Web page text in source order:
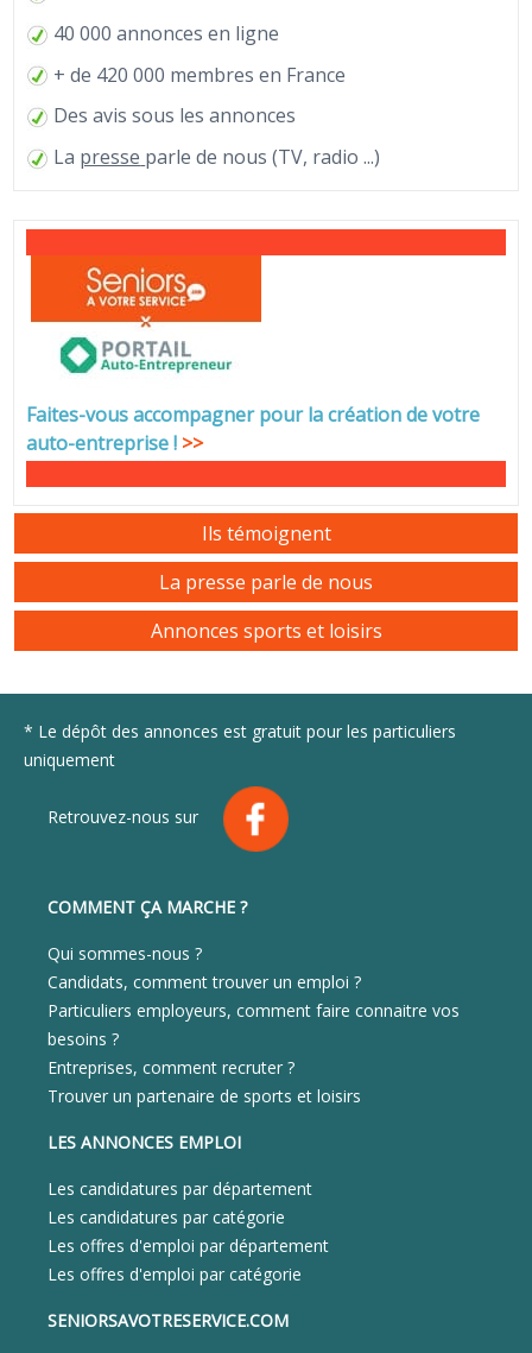
40 000 annonces en ligne
+ de 420 000 membres en France
Des avis sous les annonces
La presse parle de nous (TV, radio ...)
Faites-vous accompagner pour la création de votre
auto-entreprise! >>
Ils témoignent
La presse parle de nous
Annonces sports et loisirs
* Le dépôt des annonces est gratuit pour les particuliers
uniquement
Retrouvez-nous sur
COMMENT ÇA MARCHE ?
Qui sommes-nous ?
Candidats, comment trouver un emploi ?
Particuliers employeurs, comment faire connaitre vos
besoins ?
Entreprises, comment recruter ?
Trouver un partenaire de sports et loisirs
LES ANNONCES EMPLOI
Les candidatures par département
Les candidatures par catégorie
Les offres d'emploi par département
Les offres d'emploi par catégorie
SENIORSAVOTRESERVICE.COM